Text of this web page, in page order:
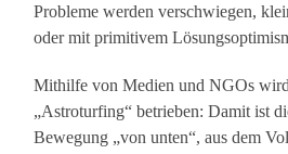
Probleme werden verschwiegen,
oder mit primitivem
Mithilfe von Medien und NGOs
„Astroturfing“ betrieben: Damit ist
Bewegung „von unten“, aus dem